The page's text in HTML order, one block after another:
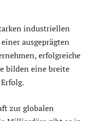
industriellen
ausgeprägten
erfolgreiche
bilden eine breite
zur globalen